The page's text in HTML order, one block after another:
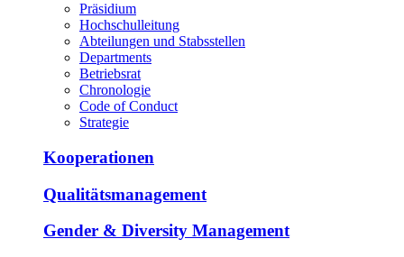
Präsidium
Hochschulleitung
Abteilungen und Stabsstellen
Departments
Betriebsrat
Chronologie
Code of Conduct
Strategie
Kooperationen
Qualitätsmanagement
Gender & Diversity Management